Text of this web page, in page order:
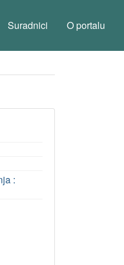
Suradnici O portalu
: